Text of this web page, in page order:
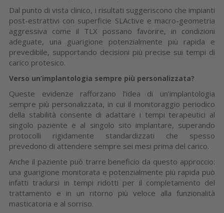
Dal punto di vista clinico, i risultati suggeriscono che impianti
post-estrattivi con superficie SLActive e macro-geometria
aggressiva come il TLX possano favorire, in condizioni
adeguate, una guarigione potenzialmente più rapida e
prevedibile, supportando decisioni più precise sui tempi di
carico protesico.
Verso un’implantologia sempre più personalizzata?
Queste evidenze rafforzano l’idea di un’implantologia
sempre più personalizzata, in cui il monitoraggio periodico
della stabilità consente di adattare i tempi terapeutici al
singolo paziente e al singolo sito implantare, superando
protocolli rigidamente standardizzati che spesso
prevedono di attendere sempre sei mesi prima del carico.
Anche il paziente può trarre beneficio da questo approccio:
una guarigione monitorata e potenzialmente più rapida può
infatti tradursi in tempi ridotti per il completamento del
trattamento e in un ritorno più veloce alla funzionalità
masticatoria e al sorriso.